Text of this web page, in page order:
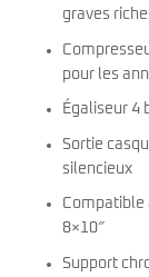
graves
pour les
Égaliseur 4
Sortie
silencieux
Compatible
8×10″
Support